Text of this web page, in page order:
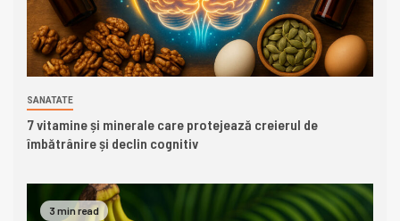
SANATATE
7 vitamine și minerale care protejează creierul de
îmbătrânire și declin cognitiv
3 min read